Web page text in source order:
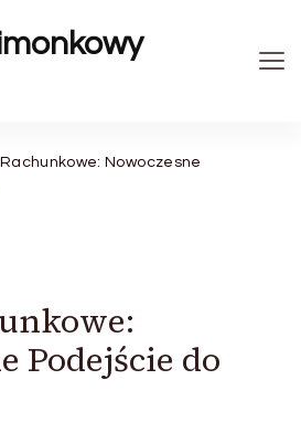
Nowoczesne
Podejście do